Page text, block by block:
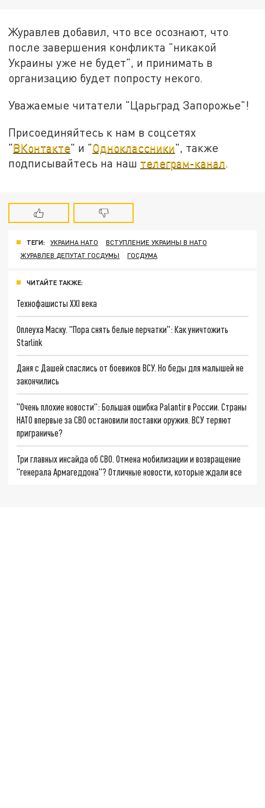
Журавлев добавил, что все осознают, что
после завершения конфликта "никакой
Украины уже не будет", и принимать в
организацию будет попросту некого.
Уважаемые читатели "Царьград Запорожье"!
Присоединяйтесь к нам в соцсетях
"ВКонтакте" и "Одноклассники", также
подписывайтесь на наш телеграм-канал.
ТЕГИ: УКРАИНА НАТО
ВСТУПЛЕНИЕ УКРАИНЫ В НАТО
ЖУРАВЛЕВ ДЕПУТАТ ГОСДУМЫ
ГОСДУМА
ЧИТАЙТЕ ТАКЖЕ:
Технофашисты XXI века
Оплеуха Маску. "Пора снять белые перчатки": Как уничтожить
Starlink
Даня с Дашей спаслись от боевиков ВСУ. Но беды для малышей не
закончились
"Очень плохие новости": Большая ошибка Palantir в России. Страны
НАТО впервые за СВО остановили поставки оружия. ВСУ теряют
приграничье?
Три главных инсайда об СВО. Отмена мобилизации и возвращение
"генерала Армагеддона"? Отличные новости, которые ждали все